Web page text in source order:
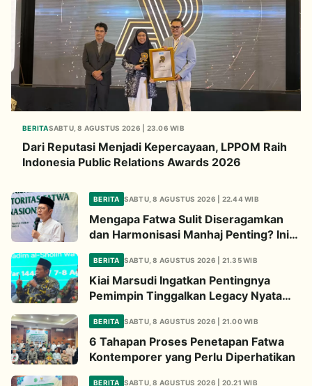
BERITASABTU, 8 AGUSTUS 2026 | 23.06 WIB
Dari Reputasi Menjadi Kepercayaan, LPPOM Raih
Indonesia Public Relations Awards 2026
BERITA SABTU, 8 AGUSTUS 2026 | 22.44 WIB
Mengapa Fatwa Sulit Diseragamkan
dan Harmonisasi Manhaj Penting? Ini
Penjelasan Kiai Cholil
BERITA SABTU, 8 AGUSTUS 2026 | 21.35 WIB
Kiai Marsudi Ingatkan Pentingnya
Pemimpin Tinggalkan Legacy Nyata
untuk Umat
BERITA SABTU, 8 AGUSTUS 2026 | 21.00 WIB
6 Tahapan Proses Penetapan Fatwa
Kontemporer yang Perlu Diperhatikan
BERITA SABTU, 8 AGUSTUS 2026 | 20.21 WIB